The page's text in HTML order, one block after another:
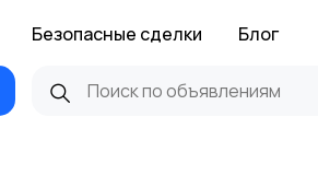
Безопасные сделки Блог